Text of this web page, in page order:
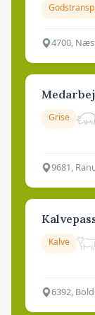
4700,
Grise
9681,
Kalve
6392,